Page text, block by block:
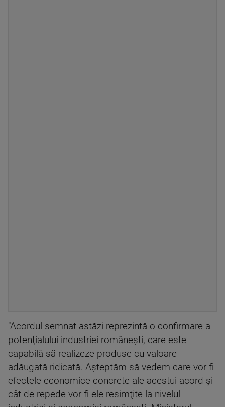
"Acordul semnat astăzi reprezintă o confirmare a
potenţialului industriei româneşti, care este
capabilă să realizeze produse cu valoare
adăugată ridicată. Aşteptăm să vedem care vor fi
efectele economice concrete ale acestui acord şi
cât de repede vor fi ele resimţite la nivelul